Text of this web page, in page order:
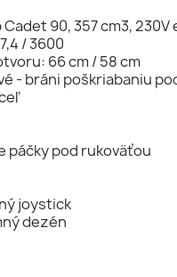
90, 357 cm3,
/ 3600
66 cm / 58 cm
​​- bráni poškriabaniu
páčky pod rukoväťou
joystick
dezén